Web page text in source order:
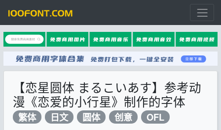
【恋星圆体 まるこいあす】参考动
漫《恋爱的小行星》制作的字体
繁体 日文 圆体 创意 OFL